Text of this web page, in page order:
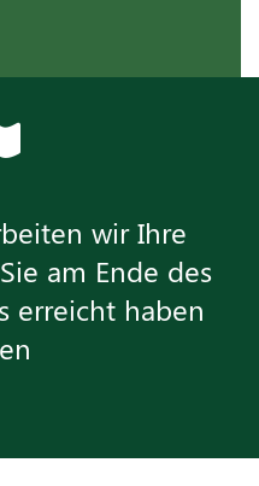
wir Ihre
am Ende des
erreicht haben